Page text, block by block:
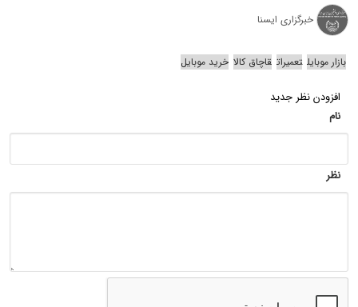
خبرگزاری ایسنا
بازار موبایل تعمیرات قاچاق کالا خرید موبایل
افزودن نظر جدید
نام
نظر